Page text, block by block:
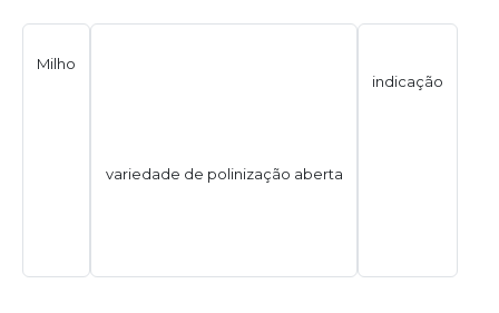
Milho
variedade de polinização aberta
indicação